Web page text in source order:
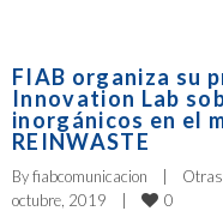
FIAB organiza su
Innovation Lab
inorgánicos en el
REINWASTE
By fiabcomunicacion |
octubre, 2019
| 0